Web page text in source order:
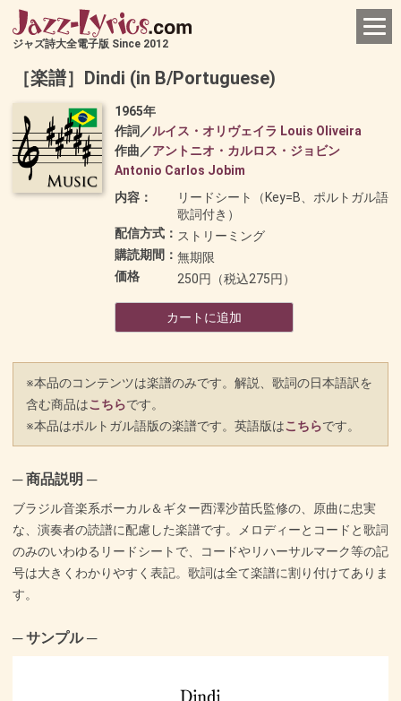
ジャズ詩大全電子版 Since 2012
［楽譜］Dindi (in B/Portuguese)
1965年
作詞／ルイス・オリヴェイラ Louis Oliveira
作曲／アントニオ・カルロス・ジョビン
Antonio Carlos Jobim
内容：
リードシート（Key=B、ポルトガル語
歌詞付き）
配信方式： ストリーミング
購読期間： 無期限
価格
250円（税込275円）
カートに追加
※本品のコンテンツは楽譜のみです。解説、歌詞の日本語訳を
含む商品はこちらです。
※本品はポルトガル語版の楽譜です。英語版はこちらです。
─ 商品説明 ─
ブラジル音楽系ボーカル＆ギター西澤沙苗氏監修の、原曲に忠実
な、演奏者の読譜に配慮した楽譜です。メロディーとコードと歌詞
のみのいわゆるリードシートで、コードやリハーサルマーク等の記
号は大きくわかりやすく表記。歌詞は全て楽譜に割り付けてありま
す。
─ サンプル ─